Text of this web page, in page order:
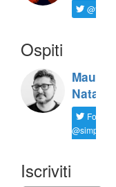
@ftrava
Ospiti
Maurizio
Natali
Follow
@simplemal
Iscriviti